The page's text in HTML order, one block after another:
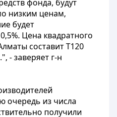
фонда, будут
низким ценам,
будет
Цена квадратного
составит Т120
- заверяет г-н
очередь из числа
получили